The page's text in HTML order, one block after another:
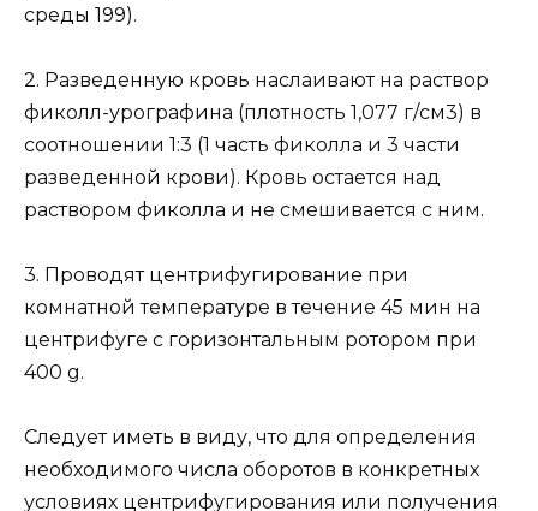
среды 199).
2. Разведенную кровь наслаивают на раствор
фиколл-урографина (плотность 1,077 г/см3) в
соотношении 1:3 (1 часть фиколла и 3 части
разведенной крови). Кровь остается над
раствором фиколла и не смешивается с ним.
3. Проводят центрифугирование при
комнатной температуре в течение 45 мин на
центрифуге с горизонтальным ротором при
400 g.
Следует иметь в виду, что для определения
необходимого числа оборотов в конкретных
условиях центрифугирования или получения